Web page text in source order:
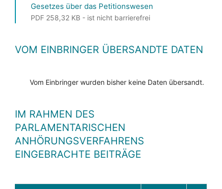
Gesetzes über das Petitionswesen
PDF 258,32 KB - ist nicht barrierefrei
VOM EINBRINGER ÜBERSANDTE DATEN
Vom Einbringer wurden bisher keine Daten übersandt.
IM RAHMEN DES
PARLAMENTARISCHEN
ANHÖRUNGSVERFAHRENS
EINGEBRACHTE BEITRÄGE